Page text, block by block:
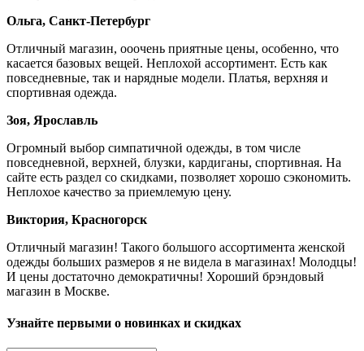
Ольга, Санкт-Петербург
Отличный магазин, ооочень приятные цены, особенно, что
касается базовых вещей. Неплохой ассортимент. Есть как
повседневные, так и нарядные модели. Платья, верхняя и
спортивная одежда.
Зоя, Ярославль
Огромный выбор симпатичной одежды, в том числе
повседневной, верхней, блузки, кардиганы, спортивная. На
сайте есть раздел со скидками, позволяет хорошо сэкономить.
Неплохое качество за приемлемую цену.
Виктория, Красногорск
Отличный магазин! Такого большого ассортимента женской
одежды больших размеров я не видела в магазинах! Молодцы!
И цены достаточно демократичны! Хороший брэндовый
магазин в Москве.
Узнайте первыми о новинках и скидках